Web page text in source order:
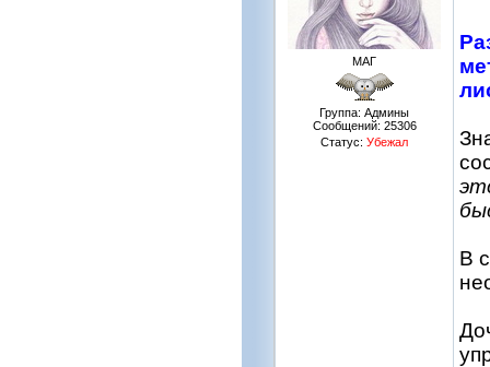
МАГ
Группа: Админы
Сообщений: 25306
Статус: Убежал
В